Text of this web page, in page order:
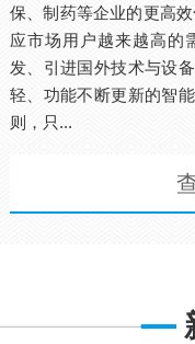
保、制药等企业的更高
应市场用户越来越高的
发、引进国外技术与设
轻、功能不断更新的智
则，只...